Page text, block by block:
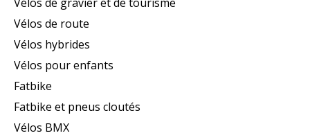
Vélos de gravier et de tourisme
Vélos de route
Vélos hybrides
Vélos pour enfants
Fatbike
Fatbike et pneus cloutés
Vélos BMX